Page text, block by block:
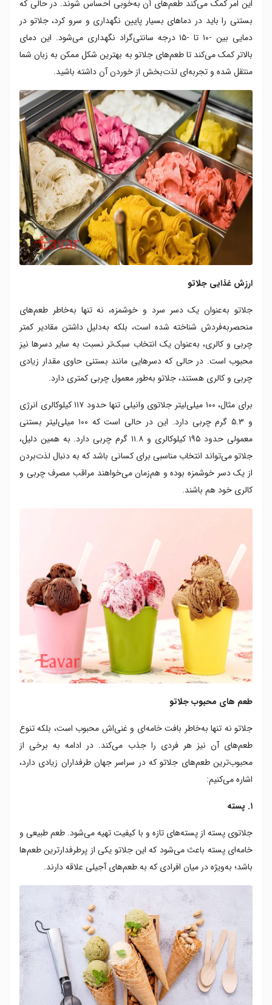
این امر کمک می‌کند طعم‌های آن به‌خوبی احساس شوند. در حالی که
بستنی را باید در دماهای بسیار پایین نگهداری و سرو کرد، جلاتو در
دمایی بین -۱۰ تا -۱۵ درجه سانتی‌گراد نگهداری می‌شود. این دمای
بالاتر کمک می‌کند تا طعم‌های جلاتو به بهترین شکل ممکن به زبان شما
منتقل شده و تجربه‌ای لذت‌بخش از خوردن آن داشته باشید.
ارزش غذایی جلاتو
جلاتو به‌عنوان یک دسر سرد و خوشمزه، نه تنها به‌خاطر طعم‌های
منحصربه‌فردش شناخته شده است، بلکه به‌دلیل داشتن مقادیر کمتر
چربی و کالری، به‌عنوان یک انتخاب سبک‌تر نسبت به سایر دسرها نیز
محبوب است. در حالی که دسرهایی مانند بستنی حاوی مقدار زیادی
چربی و کالری هستند، جلاتو به‌طور معمول چربی کمتری دارد.
برای مثال، ۱۰۰ میلی‌لیتر جلاتوی وانیلی تنها حدود ۱۱۷ کیلوکالری انرژی
و ۵.۳ گرم چربی دارد. این در حالی است که ۱۰۰ میلی‌لیتر بستنی
معمولی حدود ۱۹۵ کیلوکالری و ۱۱.۸ گرم چربی دارد. به همین دلیل،
جلاتو می‌تواند انتخاب مناسبی برای کسانی باشد که به دنبال لذت‌بردن
از یک دسر خوشمزه بوده و هم‌زمان می‌خواهند مراقب مصرف چربی و
کالری خود هم باشند.
طعم های محبوب جلاتو
جلاتو نه تنها به‌خاطر بافت خامه‌ای و غنی‌اش محبوب است، بلکه تنوع
طعم‌های آن نیز هر فردی را جذب می‌کند. در ادامه به برخی از
محبوب‌ترین طعم‌های جلاتو که در سراسر جهان طرفداران زیادی دارد،
اشاره می‌کنیم:
۱. پسته
جلاتوی پسته از پسته‌های تازه و با کیفیت تهیه می‌شود. طعم طبیعی و
خامه‌ای پسته باعث می‌شود که این جلاتو یکی از پرطرفدارترین طعم‌ها
باشد؛ به‌ویژه در میان افرادی که به طعم‌های آجیلی علاقه دارند.